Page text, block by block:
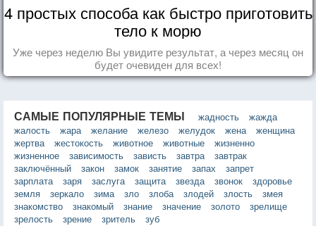
4 простых способа как быстро приготовить
тело к морю
Уже через неделю Вы увидите результат, а через месяц он
будет очевиден для всех!
САМЫЕ ПОПУЛЯРНЫЕ ТЕМЫ жадность
жажда
жалость
жара желание железо желудок жена
женщина
жертва
жестокость животное животные
жизненно
жизненное
зависимость зависть завтра
завтрак
заключённый
закон замок занятие запах
запрет
зарплата
заря заслуга защита звезда звонок
здоровье
земля
зеркало зима зло злоба злодей злость
змея
знакомство
знакомый знание значение золото
зрелище
зрелость
зрение зритель зуб